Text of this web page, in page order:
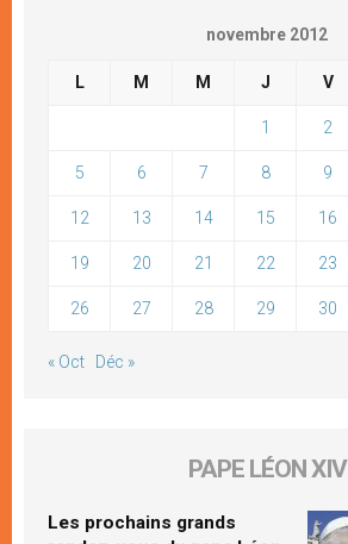
novembre 2012
L M M J V
1 2
5 6 7 8 9
12 13 14 15 16
19 20 21 22 23
26 27 28 29 30
« Oct Déc »
PAPE LÉON XIV
Les prochains grands